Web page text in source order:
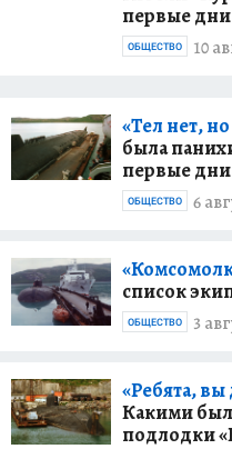
первые
10
ОБЩЕСТВО
«Тел нет,
была
первые
6
ОБЩЕСТВО
список
3
ОБЩЕСТВО
«Ребята,
Какими
подлодки